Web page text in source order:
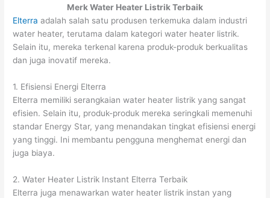
Merk Water Heater Listrik Terbaik
Elterra adalah salah satu produsen terkemuka dalam industri
water heater, terutama dalam kategori water heater listrik.
Selain itu, mereka terkenal karena produk-produk berkualitas
dan juga inovatif mereka.
1. Efisiensi Energi Elterra
Elterra memiliki serangkaian water heater listrik yang sangat
efisien. Selain itu, produk-produk mereka seringkali memenuhi
standar Energy Star, yang menandakan tingkat efisiensi energi
yang tinggi. Ini membantu pengguna menghemat energi dan
juga biaya.
2. Water Heater Listrik Instant Elterra Terbaik
Elterra juga menawarkan water heater listrik instan yang